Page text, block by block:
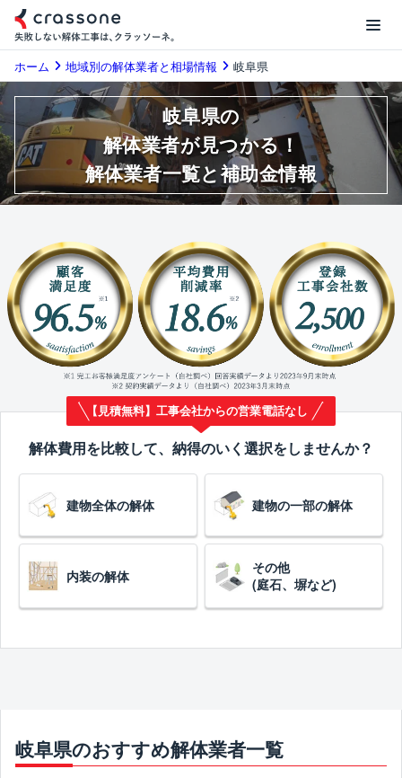
ホーム 地域別の解体業者と相場情報 岐阜県
岐阜県の
解体業者が見つかる！
解体業者一覧と補助金情報
【見積無料】工事会社からの営業電話なし
解体費用を比較して、納得のいく選択をしませんか？
建物全体の解体 建物の一部の解体
内装の解体
その他
(庭石、塀など)
岐阜県のおすすめ解体業者一覧